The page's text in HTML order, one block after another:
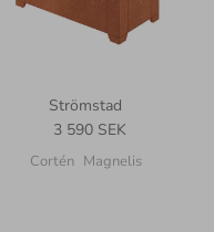
Strömstad
Translation missing:
3 590 SEK
Cortén Magnelis